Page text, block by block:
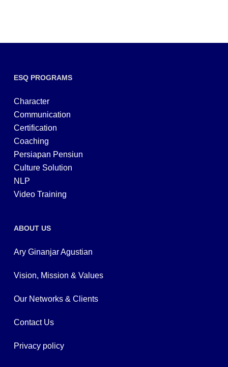
ESQ PROGRAMS
Character
Communication
Certification
Coaching
Persiapan Pensiun
Culture Solution
NLP
Video Training
ABOUT US
Ary Ginanjar Agustian
Vision, Mission & Values
Our Networks & Clients
Contact Us
Privacy policy